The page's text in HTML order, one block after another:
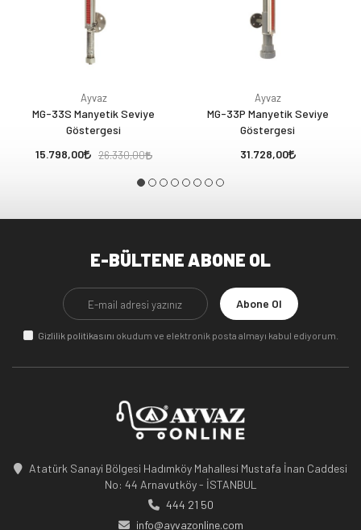
Ayvaz
MG-33S Manyetik Seviye
Göstergesi
15.798,00
26.330,00
Ayvaz
MG-33P Manyetik Seviye
Göstergesi
31.728,00
E-BÜLTENE ABONE OL
Abone Ol
Gizlilik politikasını okudum ve elektronik posta almayı kabul ediyorum.
Atatürk Sanayi Bölgesi Hadımköy Mahallesi Mustafa İnan Caddesi
No: 44 Arnavutköy - İSTANBUL
444 21 50
info@ayvazonline.com